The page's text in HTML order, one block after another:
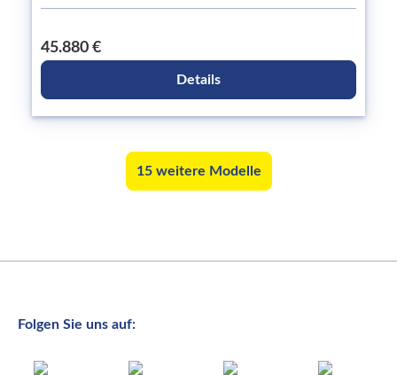
45.880 €
Details
15 weitere Modelle
Folgen Sie uns auf: